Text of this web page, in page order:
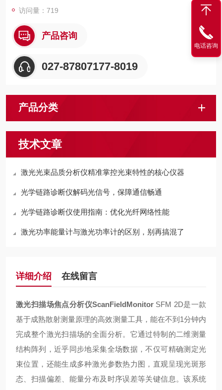
访问量：719
产品咨询
027-87807177-8019
产品分类
技术文章
激光光束品质分析仪精准掌控光束特性的核心仪器
光学链路诊断仪解码光信号，保障通信畅通
光学链路诊断仪使用指南：优化光纤网络性能
激光功率能量计与激光功率计的区别，别再搞混了
详细介绍 在线留言
激光扫描场焦点分析仪ScanFieldMonitor SFM 2D是一款
基于成熟散射测量原理的高效测量工具，能在不到1分钟内
完成整个激光扫描场的全面分析。它通过特制的二维测量
结构阵列，近乎同步地采集全场数据，不仅可精确测定光
束位置，还能生成多种激光参数热力图，直观呈现光斑形
态、扫描偏差、能量分布及时序误差等关键信息。该系统
电话咨询